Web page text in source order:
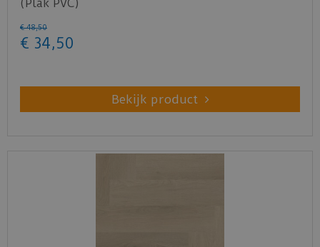
(Plak PVC)
€ 48,50
€ 34,50
Bekijk product